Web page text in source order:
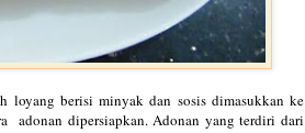
loyang berisi minyak dan sosis dimasukkan ke
adonan dipersiapkan. Adonan yang terdiri dari